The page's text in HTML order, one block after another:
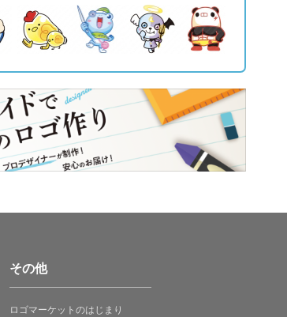
その他
ロゴマーケットのはじまり